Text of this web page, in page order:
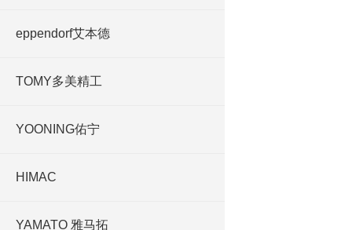
eppendorf艾本德
TOMY多美精工
YOONING佑宁
HIMAC
YAMATO 雅马拓